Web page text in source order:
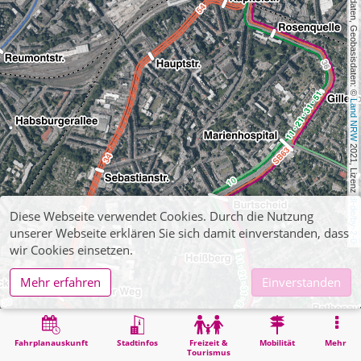
, Kartendaten, Geobasisdaten: ©
Land NRW
2021, Lizenz
dl-de/by-2-0
Fahrplanauskunft Stadtinfos
Freizeit &
Tourismus
Mobilität Mehr
Diese Webseite verwendet Cookies. Durch die Nutzung
unserer Webseite erklären Sie sich damit einverstanden, dass
wir Cookies einsetzen.
Mehr erfahren
Einverstanden